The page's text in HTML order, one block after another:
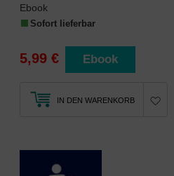
Ebook
Sofort lieferbar
5,99 € Ebook
IN DEN WARENKORB